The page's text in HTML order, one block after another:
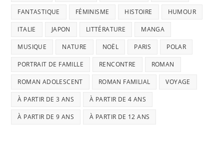
FANTASTIQUE FÉMINISME HISTOIRE HUMOUR
ITALIE JAPON LITTÉRATURE MANGA
MUSIQUE NATURE NOËL PARIS POLAR
PORTRAIT DE FAMILLE RENCONTRE ROMAN
ROMAN ADOLESCENT ROMAN FAMILIAL VOYAGE
À PARTIR DE 3 ANS À PARTIR DE 4 ANS
À PARTIR DE 9 ANS À PARTIR DE 12 ANS